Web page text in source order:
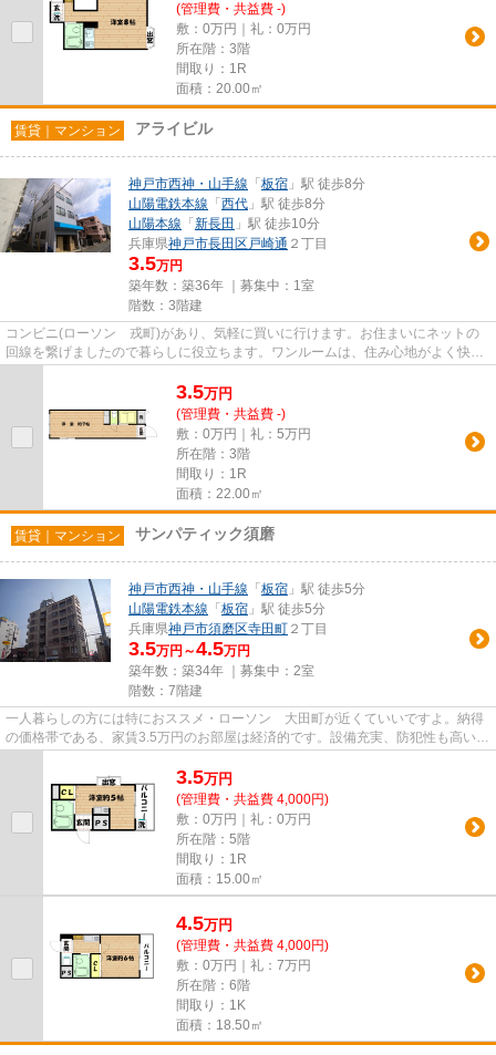
(管理費・共益費 -)
敷：0万円｜礼：0万円
所在階：3階
間取り：1R
面積：20.00㎡
賃貸｜マンション アライビル
神戸市西神・山手線 「 板宿 」駅 徒歩8分
山陽電鉄本線 「 西代 」駅 徒歩8分
山陽本線 「 新長田 」駅 徒歩10分
兵庫県神戸市長田区 戸崎通 ２丁目
3.5万円
築年数：築36年 ｜募集中： 1室
階数：3階建
コンビニ(ローソン 戎町)があり、気軽に買いに行けます。お住まいにネットの
回線を繋げましたので暮らしに役立ちます。ワンルームは、住み心地がよく快適
3.5万円
(管理費・共益費 -)
敷：0万円｜礼：5万円
所在階：3階
間取り：1R
面積：22.00㎡
賃貸｜マンション サンパティック須磨
神戸市西神・山手線 「 板宿 」駅 徒歩5分
山陽電鉄本線 「 板宿 」駅 徒歩5分
兵庫県神戸市須磨区寺田町 ２丁目
3.5万円～4.5万円
築年数：築34年 ｜募集中： 2室
階数：7階建
一人暮らしの方には特におススメ・ローソン 大田町が近くていいですよ。納得
の価格帯である、家賃3.5万円のお部屋は経済的です。設備充実、防犯性も高いお
3.5万円
(管理費・共益費 4,000円)
敷：0万円｜礼：0万円
所在階：5階
間取り：1R
面積：15.00㎡
4.5万円
(管理費・共益費 4,000円)
敷：0万円｜礼：7万円
所在階：6階
間取り：1K
面積：18.50㎡